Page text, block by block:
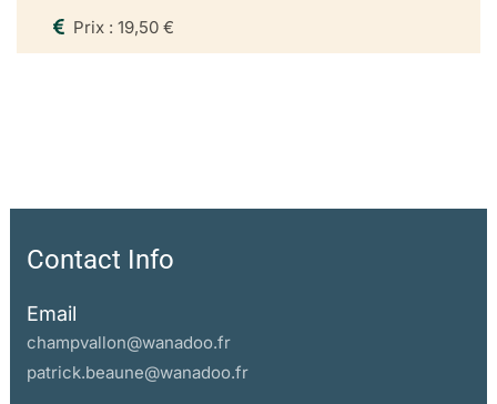
Prix : 19,50 €
Contact Info
Email
champvallon@wanadoo.fr
patrick.beaune@wanadoo.fr